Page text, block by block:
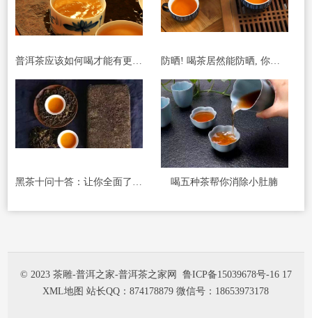
防晒! 喝茶居然能防晒, 你听说过吗?
喝五种茶帮你消除小肚腩
© 2023 茶雕-普洱之家-普洱茶之家网 鲁ICP备15039678号-16 17
XML地图 站长QQ：874178879 微信号：18653973178